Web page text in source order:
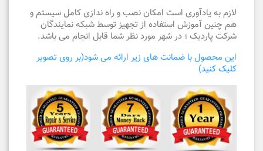
لازم به یادآوری است امکان نصب و راه ندازی کامل سیستم و
هم چنین آموزش استفاده از تجهیز توسط شبکه نمایندگان
شرکت پاردیک ؛ در شهر مورد نظر شما قابل انجام می باشد.
این محصول با ضمانت های زیر ارائه می شود(بر روی تصویر
کلیک کنید)